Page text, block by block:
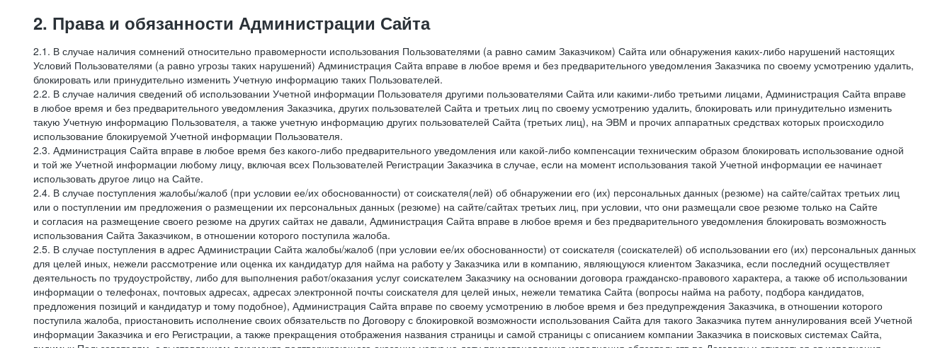
2. Права и обязанности Администрации Сайта
2.1. В случае наличия сомнений относительно правомерности использования Пользователями (а равно самим Заказчиком) Сайта или обнаружения каких-либо нарушений настоящих
Условий Пользователями (а равно угрозы таких нарушений) Администрация Сайта вправе в любое время и без предварительного уведомления Заказчика по своему усмотрению удалить,
блокировать или принудительно изменить Учетную информацию таких Пользователей.
2.2. В случае наличия сведений об использовании Учетной информации Пользователя другими пользователями Сайта или какими-либо третьими лицами, Администрация Сайта вправе
в любое время и без предварительного уведомления Заказчика, других пользователей Сайта и третьих лиц по своему усмотрению удалить, блокировать или принудительно изменить
такую Учетную информацию Пользователя, а также учетную информацию других пользователей Сайта (третьих лиц), на ЭВМ и прочих аппаратных средствах которых происходило
использование блокируемой Учетной информации Пользователя.
2.3. Администрация Сайта вправе в любое время без какого-либо предварительного уведомления или какой-либо компенсации техническим образом блокировать использование одной
и той же Учетной информации любому лицу, включая всех Пользователей Регистрации Заказчика в случае, если на момент использования такой Учетной информации ее начинает
использовать другое лицо на Сайте.
2.4. В случае поступления жалобы/жалоб (при условии ее/их обоснованности) от соискателя(лей) об обнаружении его (их) персональных данных (резюме) на сайте/сайтах третьих лиц
или о поступлении им предложения о размещении их персональных данных (резюме) на сайте/сайтах третьих лиц, при условии, что они размещали свое резюме только на Сайте
и согласия на размещение своего резюме на других сайтах не давали, Администрация Сайта вправе в любое время и без предварительного уведомления блокировать возможность
использования Сайта Заказчиком, в отношении которого поступила жалоба.
2.5. В случае поступления в адрес Администрации Сайта жалобы/жалоб (при условии ее/их обоснованности) от соискателя (соискателей) об использовании его (их) персональных данных
для целей иных, нежели рассмотрение или оценка их кандидатур для найма на работу у Заказчика или в компанию, являющуюся клиентом Заказчика, если последний осуществляет
деятельность по трудоустройству, либо для выполнения работ/оказания услуг соискателем Заказчику на основании договора гражданско-правового характера, а также об использовании
информации о телефонах, почтовых адресах, адресах электронной почты соискателя для целей иных, нежели тематика Сайта (вопросы найма на работу, подбора кандидатов,
предложения позиций и кандидатур и тому подобное), Администрация Сайта вправе по своему усмотрению в любое время и без предупреждения Заказчика, в отношении которого
поступила жалоба, приостановить исполнение своих обязательств по Договору с блокировкой возможности использования Сайта для такого Заказчика путем аннулирования всей Учетной
информации Заказчика и его Регистрации, а также прекращения отображения названия страницы и самой страницы с описанием компании Заказчика в поисковых системах Сайта,